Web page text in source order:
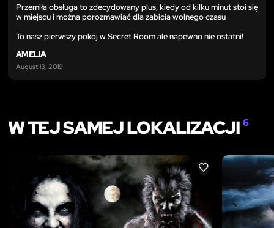
Przemiła obsługa to zdecydowany plus, kiedy od kilku minut stoi się
w miejscu i można porozmawiać dla zabicia wolnego czasu
To nasz pierwszy pokój w Secret Room ale napewno nie ostatni!
AMELIA
August 13, 2019
W TEJ SAMEJ LOKALIZACJI 6
LIKE